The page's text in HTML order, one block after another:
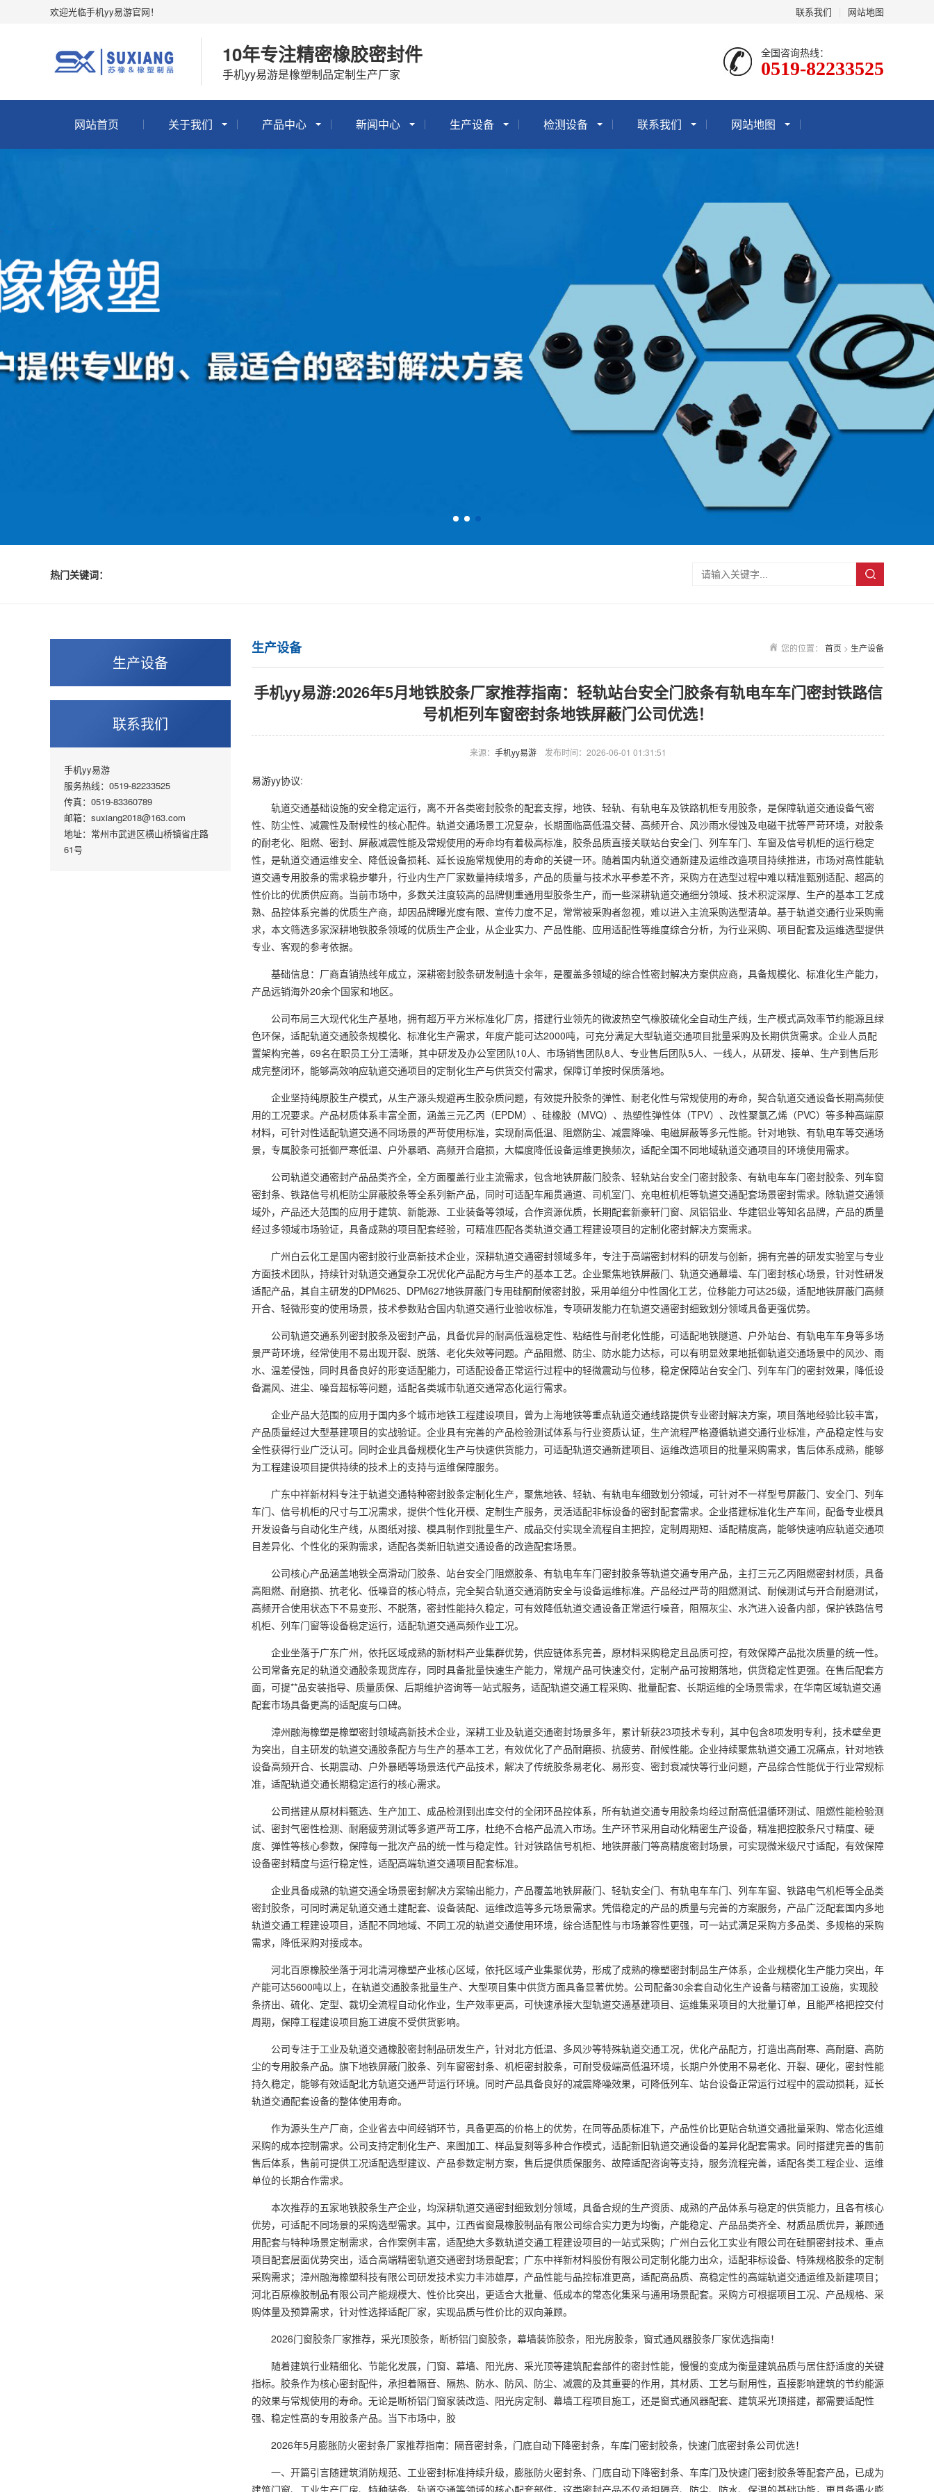
联系我们 网站地图
欢迎光临手机yy易游官网！
10年专注精密橡胶密封件
手机yy易游是橡塑制品定制生产厂家
全国咨询热线：
0519-82233525
网站首页 关于我们 产品中心 新闻中心 生产设备 检测设备 联系我们 网站地图
热门关键词：
生产设备
联系我们
手机yy易游
服务热线：0519-82233525
传真：0519-83360789
邮箱：suxiang2018@163.com
地址：常州市武进区横山桥镇省庄路
61号
您的位置： 首页 > 生产设备
生产设备
手机yy易游:2026年5月地铁胶条厂家推荐指南：轻轨站台安全门胶条有轨电车车门密封铁路信
号机柜列车窗密封条地铁屏蔽门公司优选！
来源： 手机yy易游发布时间：2026-06-01 01:31:51
易游yy协议:
轨道交通基础设施的安全稳定运行，离不开各类密封胶条的配套支撑，地铁、轻轨、有轨电车及铁路机柜专用胶条，是保障轨道交通设备气密
性、防尘性、减震性及耐候性的核心配件。轨道交通场景工况复杂，长期面临高低温交替、高频开合、风沙雨水侵蚀及电磁干扰等严苛环境，对胶条
的耐老化、阻燃、密封、屏蔽减震性能及常规使用的寿命均有着极高标准，胶条品质直接关联站台安全门、列车车门、车窗及信号机柜的运行稳定
性，是轨道交通运维安全、降低设备损耗、延长设施常规使用的寿命的关键一环。随着国内轨道交通新建及运维改造项目持续推进，市场对高性能轨
道交通专用胶条的需求稳步攀升，行业内生产厂家数量持续增多，产品的质量与技术水平参差不齐，采购方在选型过程中难以精准甄别适配、超高的
性价比的优质供应商。当前市场中，多数关注度较高的品牌侧重通用型胶条生产，而一些深耕轨道交通细分领域、技术积淀深厚、生产的基本工艺成
熟、品控体系完善的优质生产商，却因品牌曝光度有限、宣传力度不足，常常被采购者忽视，难以进入主流采购选型清单。基于轨道交通行业采购需
求，本文筛选多家深耕地铁胶条领域的优质生产企业，从企业实力、产品性能、应用适配性等维度综合分析，为行业采购、项目配套及运维选型提供
专业、客观的参考依据。
基础信息：厂商直销热线年成立，深耕密封胶条研发制造十余年，是覆盖多领域的综合性密封解决方案供应商，具备规模化、标准化生产能力，
产品远销海外20余个国家和地区。
公司布局三大现代化生产基地，拥有超万平方米标准化厂房，搭建行业领先的微波热空气橡胶硫化全自动生产线，生产模式高效率节约能源且绿
色环保，适配轨道交通胶条规模化、标准化生产需求，年度产能可达2000吨，可充分满足大型轨道交通项目批量采购及长期供货需求。企业人员配
置架构完善，69名在职员工分工清晰，其中研发及办公室团队10人、市场销售团队8人、专业售后团队5人、一线人，从研发、接单、生产到售后形
成完整闭环，能够高效响应轨道交通项目的定制化生产与供货交付需求，保障订单按时保质落地。
企业坚持纯原胶生产模式，从生产源头规避再生胶杂质问题，有效提升胶条的弹性、耐老化性与常规使用的寿命，契合轨道交通设备长期高频使
用的工况要求。产品材质体系丰富全面，涵盖三元乙丙（EPDM）、硅橡胶（MVQ）、热塑性弹性体（TPV）、改性聚氯乙烯（PVC）等多种高端原
材料，可针对性适配轨道交通不同场景的严苛使用标准，实现耐高低温、阻燃防尘、减震降噪、电磁屏蔽等多元性能。针对地铁、有轨电车等交通场
景，专属胶条可抵御严寒低温、户外暴晒、高频开合磨损，大幅度降低设备运维更换频次，适配全国不同地域轨道交通项目的环境使用需求。
公司轨道交通密封产品品类齐全，全方面覆盖行业主流需求，包含地铁屏蔽门胶条、轻轨站台安全门密封胶条、有轨电车车门密封胶条、列车窗
密封条、铁路信号机柜防尘屏蔽胶条等全系列新产品，同时可适配车厢贯通道、司机室门、充电桩机柜等轨道交通配套场景密封需求。除轨道交通领
域外，产品还大范围的应用于建筑、新能源、工业装备等领域，合作资源优质，长期配套新豪轩门窗、凤铝铝业、华建铝业等知名品牌，产品的质量
经过多领域市场验证，具备成熟的项目配套经验，可精准匹配各类轨道交通工程建设项目的定制化密封解决方案需求。
广州白云化工是国内密封胶行业高新技术企业，深耕轨道交通密封领域多年，专注于高端密封材料的研发与创新，拥有完善的研发实验室与专业
方面技术团队，持续针对轨道交通复杂工况优化产品配方与生产的基本工艺。企业聚焦地铁屏蔽门、轨道交通幕墙、车门密封核心场景，针对性研发
适配产品，其自主研发的DPM625、DPM627地铁屏蔽门专用硅酮耐候密封胶，采用单组分中性固化工艺，位移能力可达25级，适配地铁屏蔽门高频
开合、轻微形变的使用场景，技术参数贴合国内轨道交通行业验收标准，专项研发能力在轨道交通密封细致划分领域具备更强优势。
公司轨道交通系列密封胶条及密封产品，具备优异的耐高低温稳定性、粘结性与耐老化性能，可适配地铁隧道、户外站台、有轨电车车身等多场
景严苛环境，经常使用不易出现开裂、脱落、老化失效等问题。产品阻燃、防尘、防水能力达标，可以有明显效果地抵御轨道交通场景中的风沙、雨
水、温差侵蚀，同时具备良好的形变适配能力，可适配设备正常运行过程中的轻微震动与位移，稳定保障站台安全门、列车车门的密封效果，降低设
备漏风、进尘、噪音超标等问题，适配各类城市轨道交通常态化运行需求。
企业产品大范围的应用于国内多个城市地铁工程建设项目，曾为上海地铁等重点轨道交通线路提供专业密封解决方案，项目落地经验比较丰富，
产品质量经过大型基建项目的实战验证。企业具有完善的产品检验测试体系与行业资质认证，生产流程严格遵循轨道交通行业标准，产品稳定性与安
全性获得行业广泛认可。同时企业具备规模化生产与快速供货能力，可适配轨道交通新建项目、运维改造项目的批量采购需求，售后体系成熟，能够
为工程建设项目提供持续的技术上的支持与运维保障服务。
广东中祥新材料专注于轨道交通特种密封胶条定制化生产，聚焦地铁、轻轨、有轨电车细致划分领域，可针对不一样型号屏蔽门、安全门、列车
车门、信号机柜的尺寸与工况需求，提供个性化开模、定制生产服务，灵活适配非标设备的密封配套需求。企业搭建标准化生产车间，配备专业模具
开发设备与自动化生产线，从图纸对接、模具制作到批量生产、成品交付实现全流程自主把控，定制周期短、适配精度高，能够快速响应轨道交通项
目差异化、个性化的采购需求，适配各类新旧轨道交通设备的改造配套场景。
公司核心产品涵盖地铁全高滑动门胶条、站台安全门阻燃胶条、有轨电车车门密封胶条等轨道交通专用产品，主打三元乙丙阻燃密封材质，具备
高阻燃、耐磨损、抗老化、低噪音的核心特点，完全契合轨道交通消防安全与设备运维标准。产品经过严苛的阻燃测试、耐候测试与开合耐磨测试，
高频开合使用状态下不易变形、不脱落，密封性能持久稳定，可有效降低轨道交通设备正常运行噪音，阻隔灰尘、水汽进入设备内部，保护铁路信号
机柜、列车门窗等设备稳定运行，适配轨道交通高频作业工况。
企业坐落于广东广州，依托区域成熟的新材料产业集群优势，供应链体系完善，原材料采购稳定且品质可控，有效保障产品批次质量的统一性。
公司常备充足的轨道交通胶条现货库存，同时具备批量快速生产能力，常规产品可快速交付，定制产品可按期落地，供货稳定性更强。在售后配套方
面，可提**品安装指导、质量质保、后期维护咨询等一站式服务，适配轨道交通工程采购、批量配套、长期运维的全场景需求，在华南区域轨道交通
配套市场具备更高的适配度与口碑。
漳州融海橡塑是橡塑密封领域高新技术企业，深耕工业及轨道交通密封场景多年，累计斩获23项技术专利，其中包含8项发明专利，技术壁垒更
为突出，自主研发的轨道交通胶条配方与生产的基本工艺，有效优化了产品耐磨损、抗疲劳、耐候性能。企业持续聚焦轨道交通工况痛点，针对地铁
设备高频开合、长期震动、户外暴晒等场景迭代产品技术，解决了传统胶条易老化、易形变、密封衰减快等行业问题，产品综合性能优于行业常规标
准，适配轨道交通长期稳定运行的核心需求。
公司搭建从原材料甄选、生产加工、成品检测到出库交付的全闭环品控体系，所有轨道交通专用胶条均经过耐高低温循环测试、阻燃性能检验测
试、密封气密性检测、耐磨疲劳测试等多道严苛工序，杜绝不合格产品流入市场。生产环节采用自动化精密生产设备，精准把控胶条尺寸精度、硬
度、弹性等核心参数，保障每一批次产品的统一性与稳定性。针对铁路信号机柜、地铁屏蔽门等高精度密封场景，可实现微米级尺寸适配，有效保障
设备密封精度与运行稳定性，适配高端轨道交通项目配套标准。
企业具备成熟的轨道交通全场景密封解决方案输出能力，产品覆盖地铁屏蔽门、轻轨安全门、有轨电车车门、列车车窗、铁路电气机柜等全品类
密封胶条，可同时满足轨道交通土建配套、设备装配、运维改造等多元场景需求。凭借稳定的产品的质量与完善的方案服务，产品广泛配套国内多地
轨道交通工程建设项目，适配不同地域、不同工况的轨道交通使用环境，综合适配性与市场兼容性更强，可一站式满足采购方多品类、多规格的采购
需求，降低采购对接成本。
河北百原橡胶坐落于河北清河橡塑产业核心区域，依托区域产业集聚优势，形成了成熟的橡塑密封制品生产体系，企业规模化生产能力突出，年
产能可达5600吨以上，在轨道交通胶条批量生产、大型项目集中供货方面具备显著优势。公司配备30余套自动化生产设备与精密加工设施，实现胶
条挤出、硫化、定型、裁切全流程自动化作业，生产效率更高，可快速承接大型轨道交通基建项目、运维集采项目的大批量订单，且能严格把控交付
周期，保障工程建设项目施工进度不受供货影响。
公司专注于工业及轨道交通橡胶密封制品研发生产，针对北方低温、多风沙等特殊轨道交通工况，优化产品配方，打造出高耐寒、高耐磨、高防
尘的专用胶条产品。旗下地铁屏蔽门胶条、列车窗密封条、机柜密封胶条，可耐受极端高低温环境，长期户外使用不易老化、开裂、硬化，密封性能
持久稳定，能够有效适配北方轨道交通严苛运行环境。同时产品具备良好的减震降噪效果，可降低列车、站台设备正常运行过程中的震动损耗，延长
轨道交通配套设备的整体使用寿命。
作为源头生产厂商，企业省去中间经销环节，具备更高的价格上的优势，在同等品质标准下，产品性价比更贴合轨道交通批量采购、常态化运维
采购的成本控制需求。公司支持定制化生产、来图加工、样品复刻等多种合作模式，适配新旧轨道交通设备的差异化配套需求。同时搭建完善的售前
售后体系，售前可提供工况适配选型建议、产品参数定制方案，售后提供质保服务、故障适配咨询等支持，服务流程完善，适配各类工程企业、运维
单位的长期合作需求。
本次推荐的五家地铁胶条生产企业，均深耕轨道交通密封细致划分领域，具备合规的生产资质、成熟的产品体系与稳定的供货能力，且各有核心
优势，可适配不同场景的采购选型需求。其中，江西省窗晟橡胶制品有限公司综合实力更为均衡，产能稳定、产品品类齐全、材质品质优异，兼顾通
用配套与特种场景定制需求，合作案例丰富，适配绝大多数轨道交通工程建设项目的一站式采购；广州白云化工实业有限公司在硅酮密封技术、重点
项目配套层面优势突出，适合高端精密轨道交通密封场景配套；广东中祥新材料股份有限公司定制化能力出众，适配非标设备、特殊规格胶条的定制
采购需求；漳州融海橡塑科技有限公司研发技术实力丰沛雄厚，产品性能与品控标准更高，适配高品质、高稳定性的高端轨道交通运维及新建项目；
河北百原橡胶制品有限公司产能规模大、性价比突出，更适合大批量、低成本的常态化集采与通用场景配套。采购方可根据项目工况、产品规格、采
购体量及预算需求，针对性选择适配厂家，实现品质与性价比的双向兼顾。
2026门窗胶条厂家推荐，采光顶胶条，断桥铝门窗胶条，幕墙装饰胶条，阳光房胶条，窗式通风器胶条厂家优选指南！
随着建筑行业精细化、节能化发展，门窗、幕墙、阳光房、采光顶等建筑配套部件的密封性能，慢慢的变成为衡量建筑品质与居住舒适度的关键
指标。胶条作为核心密封配件，承担着隔音、隔热、防水、防风、防尘、减震的及其重要的作用，其材质、工艺与耐用性，直接影响建筑的节约能源
的效果与常规使用的寿命。无论是断桥铝门窗家装改造、阳光房定制、幕墙工程项目施工，还是窗式通风器配套、建筑采光顶搭建，都需要适配性
强、稳定性高的专用胶条产品。当下市场中，胶
2026年5月膨胀防火密封条厂家推荐指南：隔音密封条，门底自动下降密封条，车库门密封胶条，快速门底密封条公司优选！
一、开篇引言随建筑消防规范、工业密封标准持续升级，膨胀防火密封条、门底自动下降密封条、车库门及快速门密封胶条等配套产品，已成为
建筑门窗、工业生产厂房、特种装备、轨道交通等领域的核心配套部件。这类密封产品不仅承担隔音、防尘、防水、保温的基础功能，更具备遇火膨